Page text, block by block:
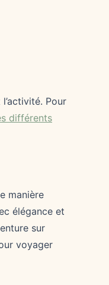
Pour
différents
manière
élégance et
sur
voyager